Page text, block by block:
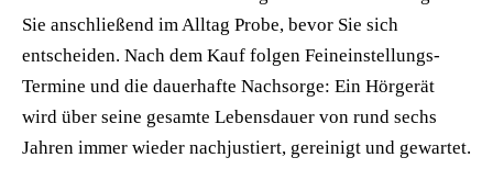
Sie anschließend im Alltag Probe, bevor Sie sich
entscheiden. Nach dem Kauf folgen Feineinstellungs-
Termine und die dauerhafte Nachsorge: Ein Hörgerät
wird über seine gesamte Lebensdauer von rund sechs
Jahren immer wieder nachjustiert, gereinigt und gewartet.